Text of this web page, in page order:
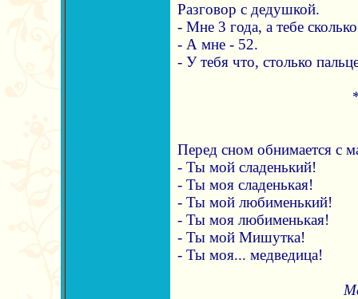
Разговор с дедушкой.
- Мне 3 года, а тебе
- А мне - 52.
- У тебя что, столько
Перед сном обнимается с
- Ты мой сладенький!
- Ты моя сладенькая!
- Ты мой любименький!
- Ты моя любименькая!
- Ты мой Мишутка!
- Ты моя... медведица!